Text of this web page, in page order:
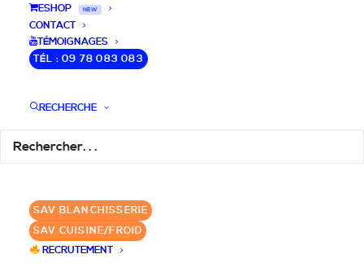
ESHOP NEW
CONTACT
TÉMOIGNAGES
TÉL : 09 78 083 083
RECHERCHE
SAV BLANCHISSERIE
SAV CUISINE/FROID
RECRUTEMENT
DEVIS / CONSEILS /
QUESTIONS
✆ 09 78 083 083
GROUPE SEBI